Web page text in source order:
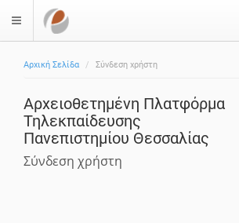
$langMenu
Αρχική Σελίδα Σύνδεση χρήστη
Αρχειοθετημένη Πλατφόρμα
Τηλεκπαίδευσης
Πανεπιστημίου Θεσσαλίας
Σύνδεση χρήστη